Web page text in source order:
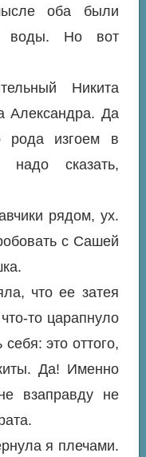
оба были
воды. Но вот
Никита
Александра. Да
рода изгоем в
надо сказать,
рядом, ух.
с Сашей
что ее затея
то царапнуло
это оттого,
Да! Именно
взаправду не
я плечами.